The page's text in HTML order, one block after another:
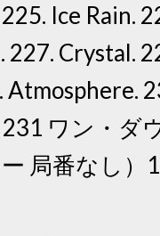
Ice Rain.
227. Crystal.
Atmosphere.
ワン・ダ
局番なし）